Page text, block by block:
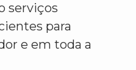
serviços
para
e em toda a